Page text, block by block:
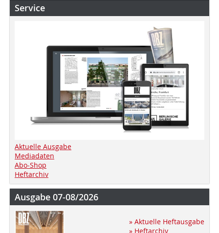
Service
Aktuelle Ausgabe
Mediadaten
Abo-Shop
Heftarchiv
Ausgabe 07-08/2026
» Aktuelle Heftausgabe
» Heftarchiv